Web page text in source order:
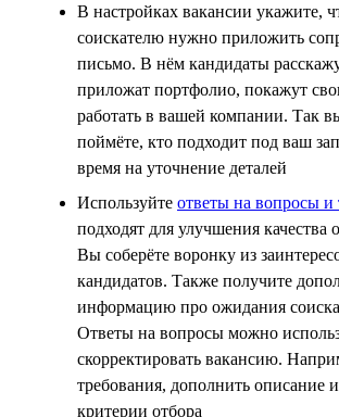
В настройках вакансии укажите,
соискателю нужно приложить
письмо. В нём кандидаты
приложат портфолио, покажут
работать в вашей компании. Так
поймёте, кто подходит под ваш
время на уточнение деталей
Используйте ответы на вопросы и
подходят для улучшения качества
Вы соберёте воронку из
кандидатов. Также получите
информацию про ожидания
Ответы на вопросы можно
скорректировать вакансию.
требования, дополнить описание
критерии отбора